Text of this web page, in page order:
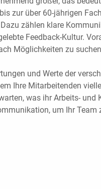
zur über 60-jährigen
zählen klare
Feedback-Kultur.
Möglichkeiten zu
und Werte der
Ihre Mitarbeitenden
was ihr Arbeits-
um Ihr